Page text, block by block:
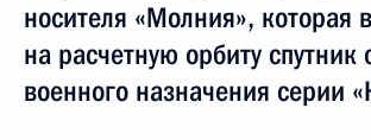
носителя «Молния», которая
на расчетную орбиту спутник
военного назначения серии